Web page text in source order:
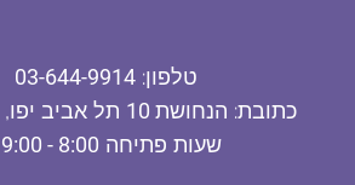
טלפון:
03-644-9914
כתובת: הנחושת תל אביב יפו,
שעות פתיחה 8:00 - 19:00